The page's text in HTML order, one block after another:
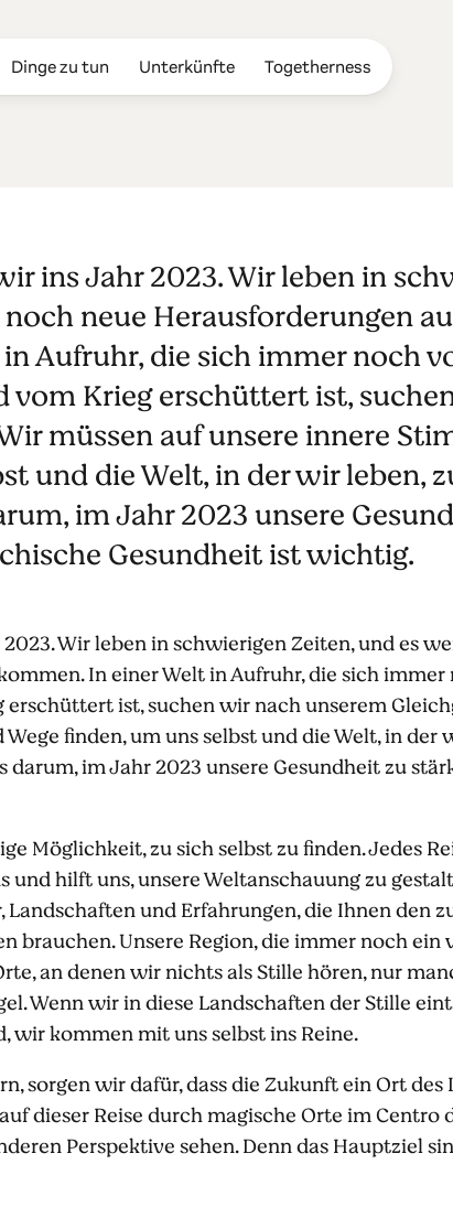
Dinge zu tun Unterkünfte Togetherness
ins Jahr 2023. Wir leben in
neue Herausforderungen
Aufruhr, die sich immer noch
vom Krieg erschüttert ist,
müssen auf unsere innere
und die Welt, in der wir leben,
im Jahr 2023 unsere
Gesundheit ist wichtig.
Wir leben in schwierigen Zeiten, und es
In einer Welt in Aufruhr, die sich
ist, suchen wir nach unserem
finden, um uns selbst und die Welt, in der
darum, im Jahr 2023 unsere Gesundheit zu
Möglichkeit, zu sich selbst zu finden. Jedes
und hilft uns, unsere Weltanschauung zu
Landschaften und Erfahrungen, die Ihnen den
brauchen. Unsere Region, die immer noch
an denen wir nichts als Stille hören, nur
Wenn wir in diese Landschaften der Stille
wir kommen mit uns selbst ins Reine.
sorgen wir dafür, dass die Zukunft ein Ort des
dieser Reise durch magische Orte im Centro
Perspektive sehen. Denn das Hauptziel